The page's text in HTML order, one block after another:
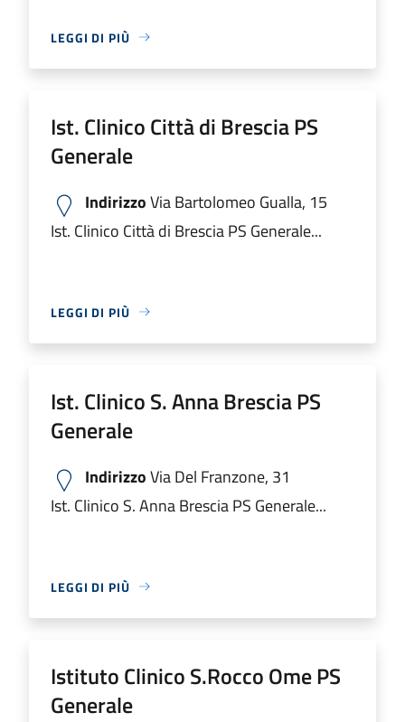
LEGGI DI PIÙ
Ist. Clinico Città di Brescia PS
Generale
IndirizzoVia Bartolomeo Gualla, 15
Ist. Clinico Città di Brescia PS Generale...
LEGGI DI PIÙ
Ist. Clinico S. Anna Brescia PS
Generale
IndirizzoVia Del Franzone, 31
Ist. Clinico S. Anna Brescia PS Generale...
LEGGI DI PIÙ
Istituto Clinico S.Rocco Ome PS
Generale